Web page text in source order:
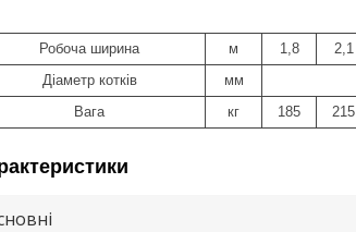
Робоча ширина м 1,8 2,1
Діаметр котків
мм
Вага
кг 185 215